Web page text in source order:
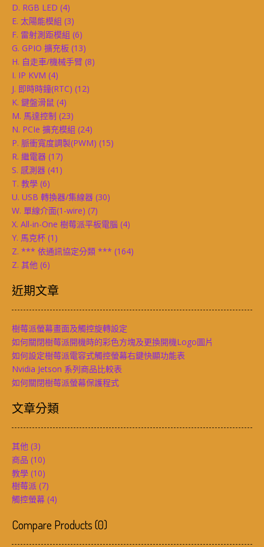
D. RGB LED (4)
E. 太陽能模組 (3)
F. 雷射測距模組 (6)
G. GPIO 擴充板 (13)
H. 自走車/機械手臂 (8)
I. IP KVM (4)
J. 即時時鐘(RTC) (12)
K. 鍵盤滑鼠 (4)
M. 馬達控制 (23)
N. PCIe 擴充模組 (24)
P. 脈衝寬度調製(PWM) (15)
R. 繼電器 (17)
S. 感測器 (41)
T. 教學 (6)
U. USB 轉換器/集線器 (30)
W. 單線介面(1-wire) (7)
X. All-in-One 樹莓派平板電腦 (4)
Y. 馬克杯 (1)
Z. *** 依通訊協定分類 *** (164)
Z. 其他 (6)
近期文章
樹莓派螢幕畫面及觸控旋轉設定
如何關閉樹莓派開機時的彩色方塊及更換開機Logo圖片
如何設定樹莓派電容式觸控螢幕右鍵快顯功能表
Nvidia Jetson 系列商品比較表
如何關閉樹莓派螢幕保護程式
文章分類
其他 (3)
商品 (10)
教學 (10)
樹莓派 (7)
觸控螢幕 (4)
Compare Products(0)